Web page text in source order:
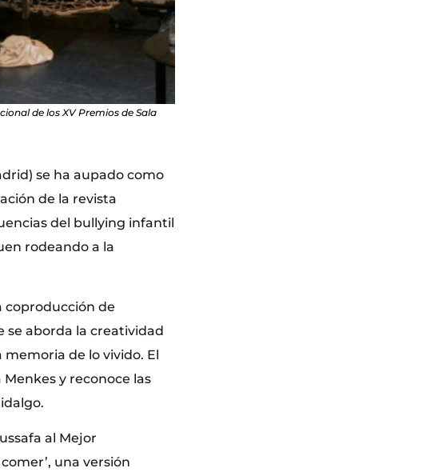
de los XV Premios de Sala
se ha aupado como
de la revista
del bullying infantil
rodeando a la
coproducción de
se aborda la creatividad
de lo vivido. El
y reconoce las
al Mejor
una versión